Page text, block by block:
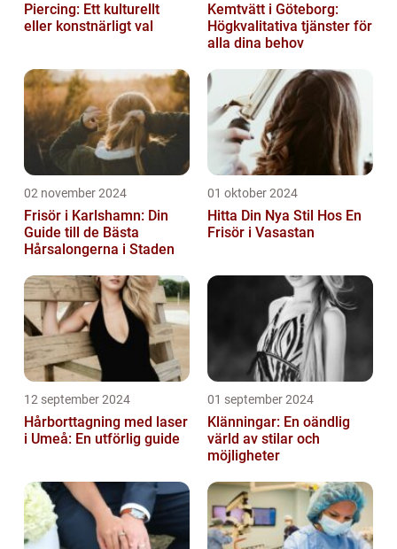
Piercing: Ett kulturellt
eller konstnärligt val
Kemtvätt i Göteborg:
Högkvalitativa tjänster för
alla dina behov
02 november 2024
Frisör i Karlshamn: Din
Guide till de Bästa
Hårsalongerna i Staden
01 oktober 2024
Hitta Din Nya Stil Hos En
Frisör i Vasastan
12 september 2024
Hårborttagning med laser
i Umeå: En utförlig guide
01 september 2024
Klänningar: En oändlig
värld av stilar och
möjligheter